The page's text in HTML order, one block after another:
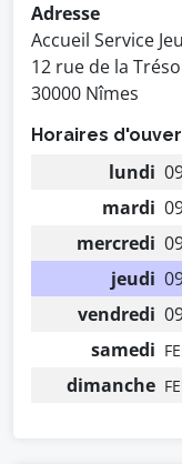
Adresse
Accueil Service
12 rue de la
30000 Nîmes
Horaires
lundi
mardi
mercredi
jeudi
vendredi
samedi
dimanche